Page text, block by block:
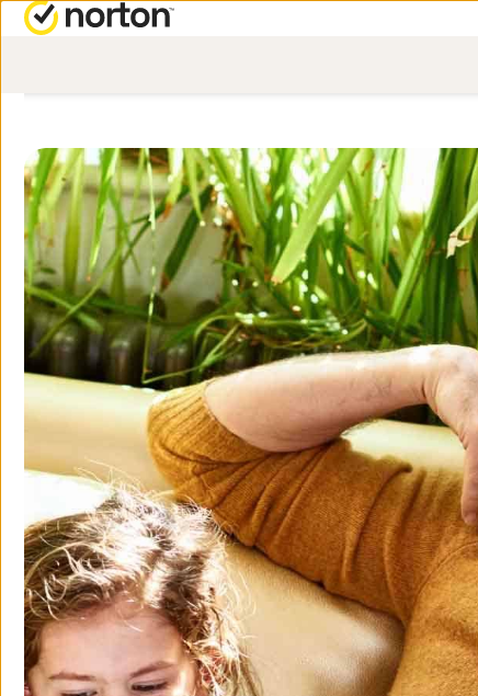
ALL-IN-ONE-
Norton 360 Advanced
Norton 360 Premium
Norton 360 Deluxe
Norton 360 Standard
Alle Produkte und